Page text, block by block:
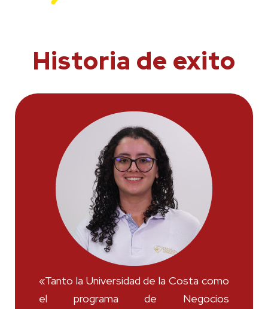
Historia de exito
«Tanto la Universidad de la Costa como
el programa de Negocios